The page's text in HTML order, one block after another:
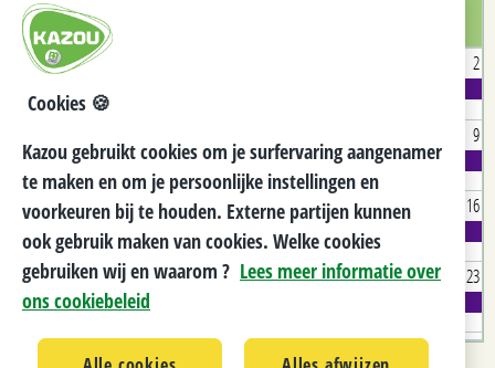
MA. DI.
27 2
9
Kandidaatstelling Bombal 26-27 - Gent
10 11 12 13 14 15 16
Kandidaatstelling Bombal 26-27 - Gent
17 18 19 20 21 22 23
Kandidaatstelling Bombal 26-27 - Gent
24 25 26 27 28 29 30
Cookies 🍪
Kazou gebruikt cookies om je surfervaring aangenamer
te maken en om je persoonlijke instellingen en
voorkeuren bij te houden. Externe partijen kunnen
ook gebruik maken van cookies. Welke cookies
gebruiken wij en waarom ? Lees meer informatie over
ons cookiebeleid